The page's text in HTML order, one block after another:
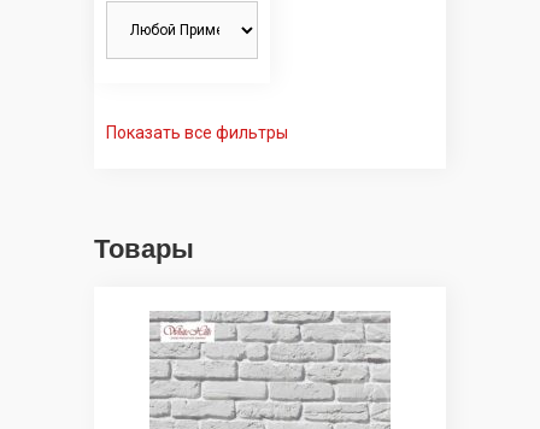
Показать все фильтры
Товары